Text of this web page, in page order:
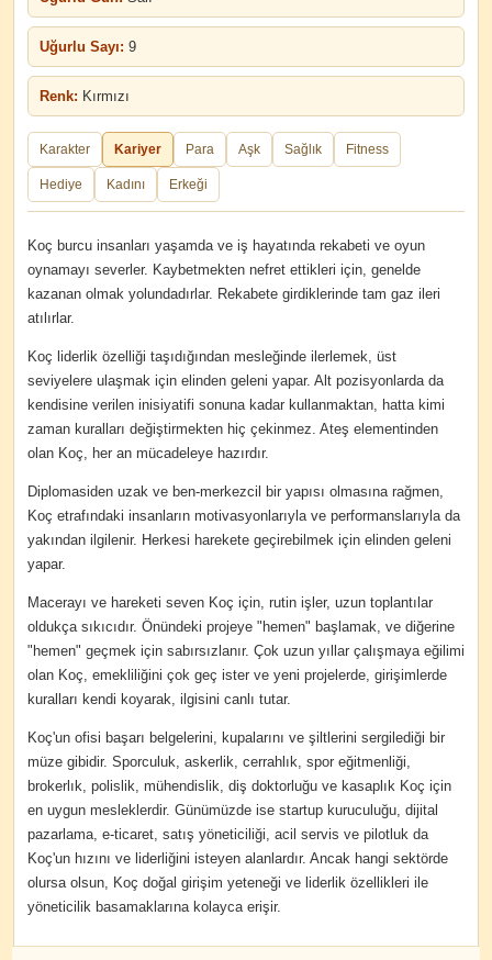
Uğurlu Sayı: 9
Renk: Kırmızı
Karakter Kariyer Para Aşk Sağlık Fitness
Hediye Kadını Erkeği
Koç burcu insanları yaşamda ve iş hayatında rekabeti ve oyun
oynamayı severler. Kaybetmekten nefret ettikleri için, genelde
kazanan olmak yolundadırlar. Rekabete girdiklerinde tam gaz ileri
atılırlar.
Koç liderlik özelliği taşıdığından mesleğinde ilerlemek, üst
seviyelere ulaşmak için elinden geleni yapar. Alt pozisyonlarda da
kendisine verilen inisiyatifi sonuna kadar kullanmaktan, hatta kimi
zaman kuralları değiştirmekten hiç çekinmez. Ateş elementinden
olan Koç, her an mücadeleye hazırdır.
Diplomasiden uzak ve ben-merkezcil bir yapısı olmasına rağmen,
Koç etrafındaki insanların motivasyonlarıyla ve performanslarıyla da
yakından ilgilenir. Herkesi harekete geçirebilmek için elinden geleni
yapar.
Macerayı ve hareketi seven Koç için, rutin işler, uzun toplantılar
oldukça sıkıcıdır. Önündeki projeye "hemen" başlamak, ve diğerine
"hemen" geçmek için sabırsızlanır. Çok uzun yıllar çalışmaya eğilimi
olan Koç, emekliliğini çok geç ister ve yeni projelerde, girişimlerde
kuralları kendi koyarak, ilgisini canlı tutar.
Koç'un ofisi başarı belgelerini, kupalarını ve şiltlerini sergilediği bir
müze gibidir. Sporculuk, askerlik, cerrahlık, spor eğitmenliği,
brokerlık, polislik, mühendislik, diş doktorluğu ve kasaplık Koç için
en uygun mesleklerdir. Günümüzde ise startup kuruculuğu, dijital
pazarlama, e-ticaret, satış yöneticiliği, acil servis ve pilotluk da
Koç'un hızını ve liderliğini isteyen alanlardır. Ancak hangi sektörde
olursa olsun, Koç doğal girişim yeteneği ve liderlik özellikleri ile
yöneticilik basamaklarına kolayca erişir.